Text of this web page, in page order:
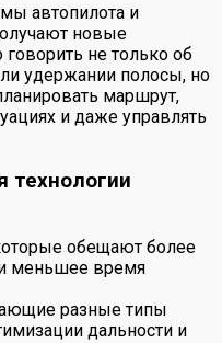
автопилота и
новые
не только об
удержании полосы, но
маршрут,
и даже управлять
технологии
обещают более
меньшее время
разные типы
дальности и